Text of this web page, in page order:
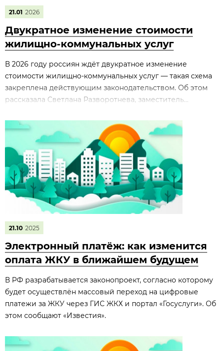
21.01 2026
Двукратное изменение стоимости
жилищно‑коммунальных услуг
В 2026 году россиян ждёт двукратное изменение
стоимости жилищно‑коммунальных услуг — такая схема
закреплена действующим законодательством. Об этом
рассказала Светлана Разворотнева, заместитель...
21.10 2025
Электронный платёж: как изменится
оплата ЖКУ в ближайшем будущем
В РФ разрабатывается законопроект, согласно которому
будет осуществлён массовый переход на цифровые
платежи за ЖКУ через ГИС ЖКХ и портал «Госуслуги». Об
этом сообщают «Известия».